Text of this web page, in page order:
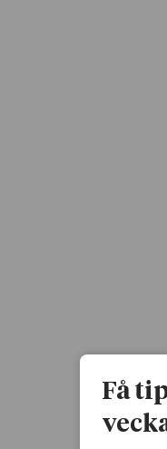
Få